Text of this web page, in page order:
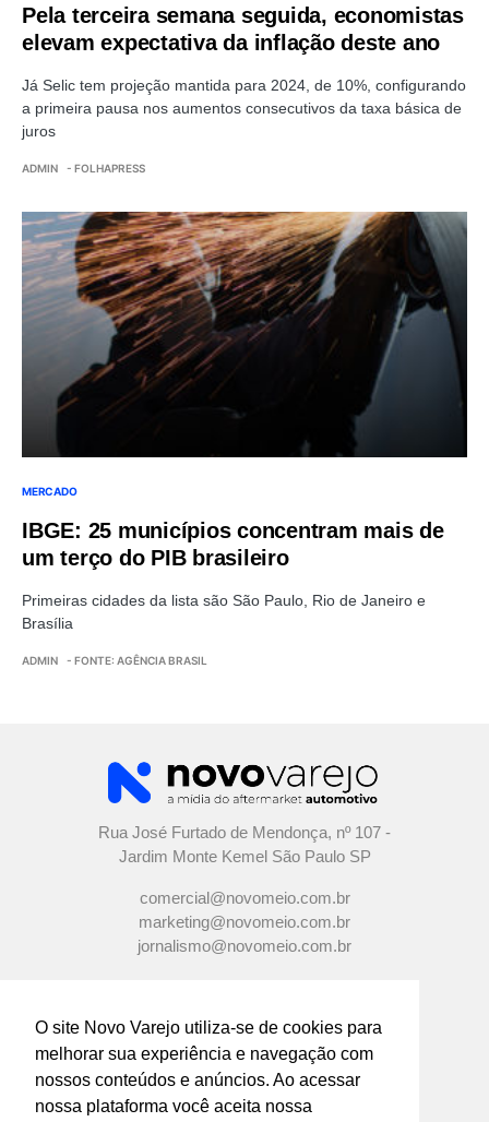
O site Novo Varejo utiliza-se de cookies para
melhorar sua experiência e navegação com
nossos conteúdos e anúncios. Ao acessar
nossa plataforma você aceita nossa
Pela terceira semana seguida, economistas
elevam expectativa da inflação deste ano
Já Selic tem projeção mantida para 2024, de 10%, configurando
a primeira pausa nos aumentos consecutivos da taxa básica de
juros
ADMIN - FOLHAPRESS
MERCADO
IBGE: 25 municípios concentram mais de
um terço do PIB brasileiro
Primeiras cidades da lista são São Paulo, Rio de Janeiro e
Brasília
ADMIN - FONTE: AGÊNCIA BRASIL
Rua José Furtado de Mendonça, nº 107 -
Jardim Monte Kemel São Paulo SP
comercial@novomeio.com.br
marketing@novomeio.com.br
jornalismo@novomeio.com.br
CONFIRA AS NOSSAS REDES
SOCIAIS